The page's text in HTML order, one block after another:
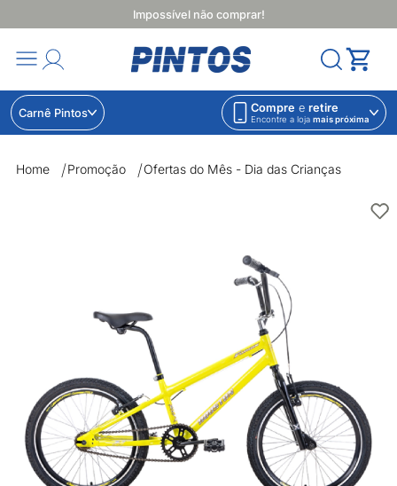
Impossível não comprar!
Carnê Pintos Compre e retire
Encontre a loja mais próxima
Home Promoção Ofertas do Mês - Dia das Crianças